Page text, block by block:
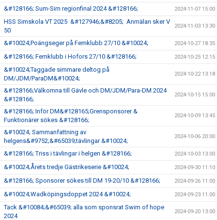
&#128166; Sum-Sim regionfinal 2024 &#128166; 2024-11-07 15:00
HSS Simskola VT 2025 &#127946;&#8205; Anmälan sker V
50
2024-11-03 13:30
&#10024;Poängseger på Femklubb 27/10 &#10024; 2024-10-27 18:35
&#128166; Femklubb i Hofors 27/10 &#128166; 2024-10-25 12:15
&#10024;Taggade simmare deltog på
DM/JDM/ParaDM&#10024;
2024-10-22 13:18
&#128166;Välkomna till Gävle och DM/JDM/Para-DM 2024
&#128166;
2024-10-15 15:00
&#128166; Inför DM&#128165;Grensponsorer &
Funktionärer sökes &#128166;
2024-10-09 13:45
&#10024; Sammanfattning av
helgens&#9752;&#65039;tävlingar &#10024;
2024-10-06 20:00
&#128166; Triss i tävlingar i helgen &#128166; 2024-10-03 13:00
&#10024;Årets tredje Gästrikeserie &#10024; 2024-09-30 11:10
&#128166; Sponsorer sökes till DM 19-20/10 &#128166; 2024-09-26 11:00
&#10024;Wadköpingsdoppet 2024 &#10024; 2024-09-23 11:00
Tack &#10084;&#65039; alla som sponsrat Swim of hope
2024
2024-09-20 13:00